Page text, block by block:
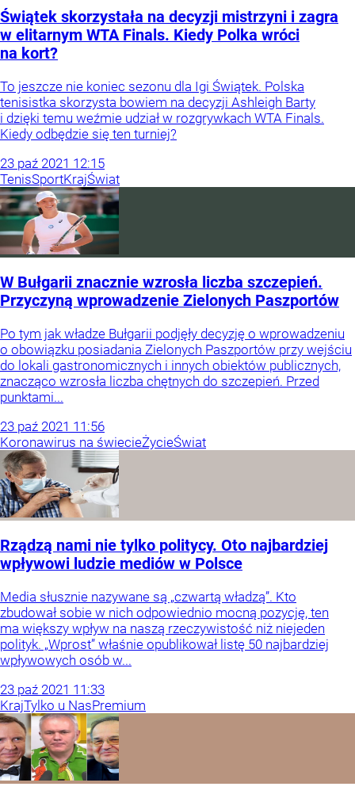
Świątek skorzystała na decyzji mistrzyni i zagra
w elitarnym WTA Finals. Kiedy Polka wróci
na kort?
To jeszcze nie koniec sezonu dla Igi Świątek. Polska
tenisistka skorzysta bowiem na decyzji Ashleigh Barty
i dzięki temu weźmie udział w rozgrywkach WTA Finals.
Kiedy odbędzie się ten turniej?
23 paź 2021 12:15
TenisSportKrajŚwiat
W Bułgarii znacznie wzrosła liczba szczepień.
Przyczyną wprowadzenie Zielonych Paszportów
Po tym jak władze Bułgarii podjęły decyzję o wprowadzeniu
o obowiązku posiadania Zielonych Paszportów przy wejściu
do lokali gastronomicznych i innych obiektów publicznych,
znacząco wzrosła liczba chętnych do szczepień. Przed
punktami...
23 paź 2021 11:56
Koronawirus na świecieŻycieŚwiat
Rządzą nami nie tylko politycy. Oto najbardziej
wpływowi ludzie mediów w Polsce
Media słusznie nazywane są „czwartą władzą”. Kto
zbudował sobie w nich odpowiednio mocną pozycję, ten
ma większy wpływ na naszą rzeczywistość niż niejeden
polityk. „Wprost” właśnie opublikował listę 50 najbardziej
wpływowych osób w...
23 paź 2021 11:33
KrajTylko u NasPremium